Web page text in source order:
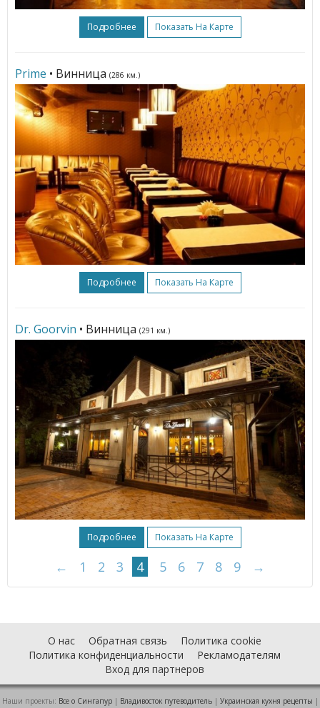
Подробнее Показать На Карте
Prime • Винница (286 км.)
Подробнее Показать На Карте
Dr. Goorvin • Винница (291 км.)
Подробнее Показать На Карте
← 1 2 3 4 5 6 7 8 9 →
О нас Обратная связь
Политика cookie
Политика конфиденциальности
Рекламодателям
Вход для партнеров
Наши проекты: Все о Cингапур| Владивосток путеводитель| Украинская кухня рецепты |